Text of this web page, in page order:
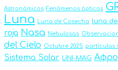
Astronómicos Fenómenos ópticos
Luna Luna de Cosecha luna
roja Nasa Nebulosas
del Cielo
Octubre 2025 partículas
Sistema Solar UNI-MAG